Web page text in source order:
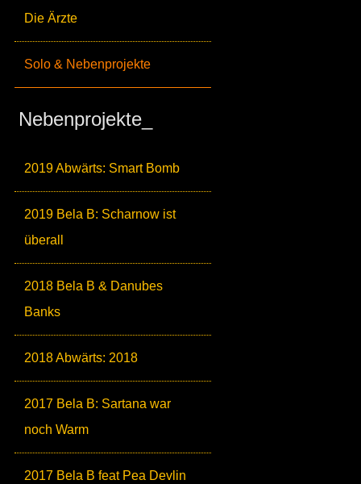
Die Ärzte
Solo & Nebenprojekte
Nebenprojekte_
2019 Abwärts: Smart Bomb
2019 Bela B: Scharnow ist
überall
2018 Bela B & Danubes
Banks
2018 Abwärts: 2018
2017 Bela B: Sartana war
noch Warm
2017 Bela B feat Pea Devlin